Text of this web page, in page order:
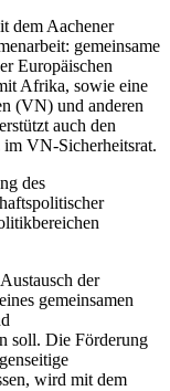
dem Aachener
gemeinsame
Europäischen
Afrika, sowie eine
(VN) und anderen
auch den
im VN-Sicherheitsrat.
des
der
gemeinsamen
soll. Die Förderung
wird mit dem